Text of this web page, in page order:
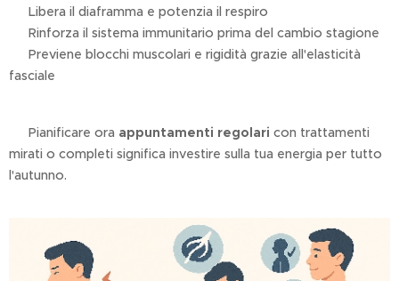
✔ Libera il diaframma e potenzia il respiro
✔ Rinforza il sistema immunitario prima del cambio stagione
✔ Previene blocchi muscolari e rigidità grazie all'elasticità
fasciale
🍁 Pianificare ora appuntamenti regolari con trattamenti
mirati o completi significa investire sulla tua energia per tutto
l'autunno.